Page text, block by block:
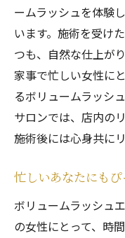
ームラッシュを体験
います。施術を受け
つも、自然な仕上が
家事で忙しい女性に
るボリュームラッシ
サロンでは、店内の
施術後には心身共に
忙しいあなたにも
ボリュームラッシュ
の女性にとって、時